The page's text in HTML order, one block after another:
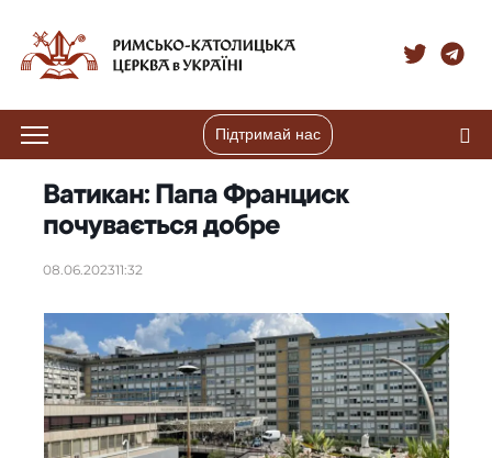
Підтримай нас
Ватикан: Папа Франциск
почувається добре
08.06.202311:32